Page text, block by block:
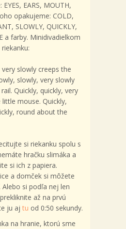
EARS, MOUTH,
opakujeme: COLD,
SLOWLY, QUICKLY,
a farby. Minidivadielkom
very slowly creeps the
slowly, very slowly
Quickly, quickly, very
little mouse. Quickly,
round about the
si riekanku spolu s
hračku slimáka a
si ich z papiera.
a domček si môžete
si podľa nej len
až na prvú
ju aj tu od 0:50 sekundy.
na hranie, ktorú sme